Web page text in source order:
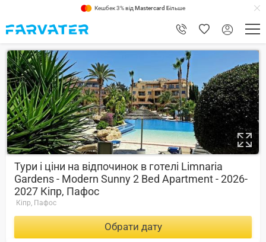
Кешбек 3% від Mastercard Більше
9.2
Тури і ціни на відпочинок в готелі Limnaria
Gardens - Modern Sunny 2 Bed Apartment - 2026-
2027 Кіпр, Пафос
Кіпр, Пафос
Обрати дату